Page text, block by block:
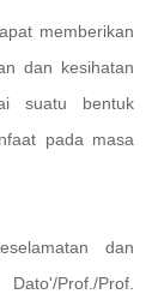
memberikan
dan kesihatan
suatu bentuk
pada masa
dan
Prof./Prof.